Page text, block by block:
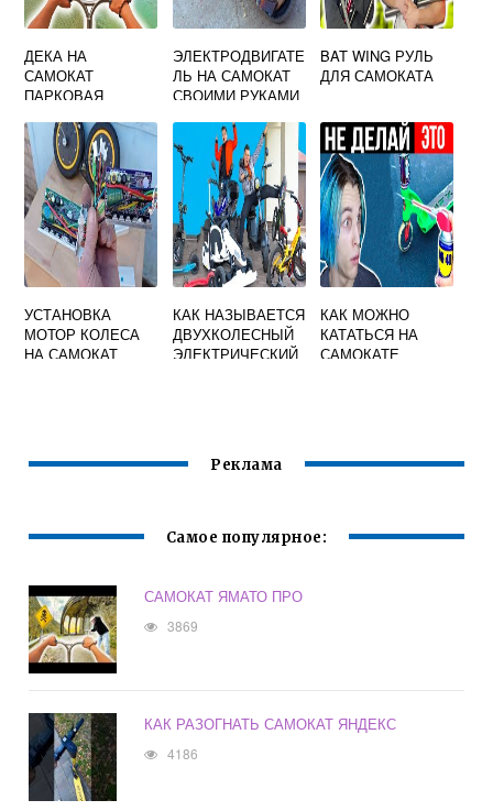
ДЕКА НА
САМОКАТ
ПАРКОВАЯ
ЭЛЕКТРОДВИГАТЕ
ЛЬ НА САМОКАТ
СВОИМИ РУКАМИ
BAT WING РУЛЬ
ДЛЯ САМОКАТА
УСТАНОВКА
МОТОР КОЛЕСА
НА САМОКАТ
КАК НАЗЫВАЕТСЯ
ДВУХКОЛЕСНЫЙ
ЭЛЕКТРИЧЕСКИЙ
КАК МОЖНО
КАТАТЬСЯ НА
САМОКАТЕ
Реклама
Самое популярное:
САМОКАТ ЯМАТО ПРО
3869
КАК РАЗОГНАТЬ САМОКАТ ЯНДЕКС
4186